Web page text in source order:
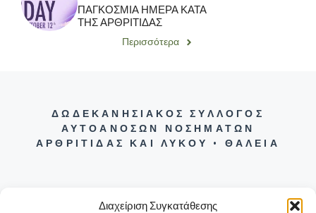
Διαχείριση Συγκατάθεσης
ΠΑΓΚΟΣΜΙΑ ΗΜΕΡΑ ΚΑΤΑ
ΤΗΣ ΑΡΘΡΙΤΙΔΑΣ
Περισσότερα
ΔΩΔΕΚΑΝΗΣΙΑΚΟΣ ΣΥΛΛΟΓΟΣ
ΑΥΤΟΑΝΟΣΩΝ ΝΟΣΗΜΑΤΩΝ
ΑΡΘΡΙΤΙΔΑΣ ΚΑΙ ΛΥΚΟΥ • ΘΑΛΕΙΑ